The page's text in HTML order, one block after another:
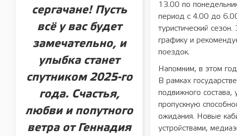
сергачане! Пусть
всё у вас будет
замечательно, и
улыбка станет
спутником 2025-го
года. Счастья,
любви и попутного
ветра от Геннадия
13.00 по
период с 4.00 до
туристический
графику и
поездок.
Напомним, в этом
В рамках
подвижного состава,
пропускную
ожидания. Новые
устройствами,